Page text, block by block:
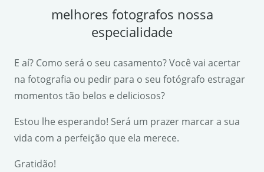
melhores fotografos nossa
especialidade
E aí? Como será o seu casamento? Você vai acertar
na fotografia ou pedir para o seu fotógrafo estragar
momentos tão belos e deliciosos?
Estou lhe esperando! Será um prazer marcar a sua
vida com a perfeição que ela merece.
Gratidão!